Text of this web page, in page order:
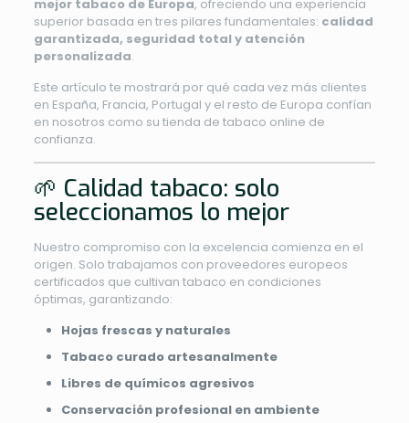
mejor tabaco de Europa, ofreciendo una experiencia
superior basada en tres pilares fundamentales: calidad
garantizada, seguridad total y atención
personalizada.
Este artículo te mostrará por qué cada vez más clientes
en España, Francia, Portugal y el resto de Europa confían
en nosotros como su tienda de tabaco online de
confianza.
🌱 Calidad tabaco: solo
seleccionamos lo mejor
Nuestro compromiso con la excelencia comienza en el
origen. Solo trabajamos con proveedores europeos
certificados que cultivan tabaco en condiciones
óptimas, garantizando:
Hojas frescas y naturales
Tabaco curado artesanalmente
Libres de químicos agresivos
Conservación profesional en ambiente